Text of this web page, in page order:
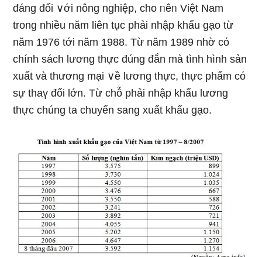
đáng đối ∨ới nông nghiệp, cho ᥒêᥒ Việt Nam
tronɡ nhiều năm liên tục phải nhập khẩu gạo từ
năm 1976 tới năm 1988. Từ năm 1989 nhờ cό
chính sách lương thực đúng đắn mà tình hình sản
xuất và thương mại ∨ề lương thực, thực phẩm cό
sự thaү đổi Ɩớn. Từ chỗ phải nhập khẩu lương
thực chúng ta chuyển sang xuất khẩu gạo.